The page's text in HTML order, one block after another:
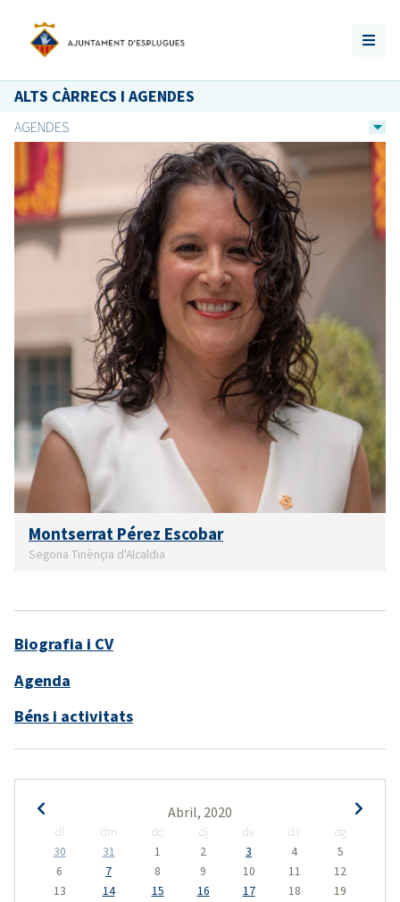
ALTS CÀRRECS I AGENDES
AGENDES
Montserrat Pérez Escobar
Segona Tinènçia d'Alcaldia
Biografia i CV
Agenda
Béns i activitats
Abril, 2020
dl dm dc dj dv ds
dg
30
31 1 2 3 4
5
6
7 8 9 10 11
12
13
14 15 16 17 18
19